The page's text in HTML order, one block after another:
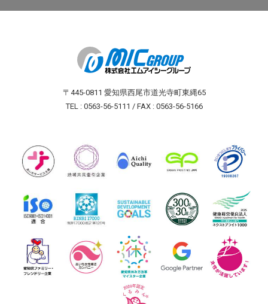
〒445-0811 愛知県西尾市道光寺町東縄65
TEL : 0563-56-5111 / FAX : 0563-56-5166